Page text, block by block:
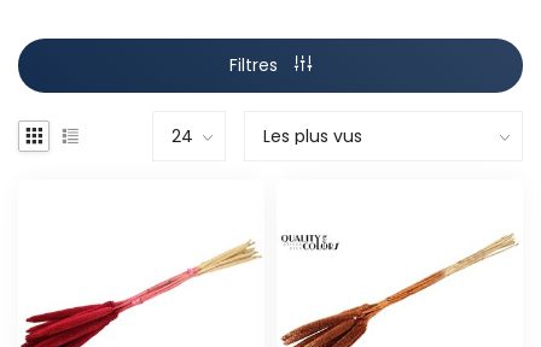
Filtres